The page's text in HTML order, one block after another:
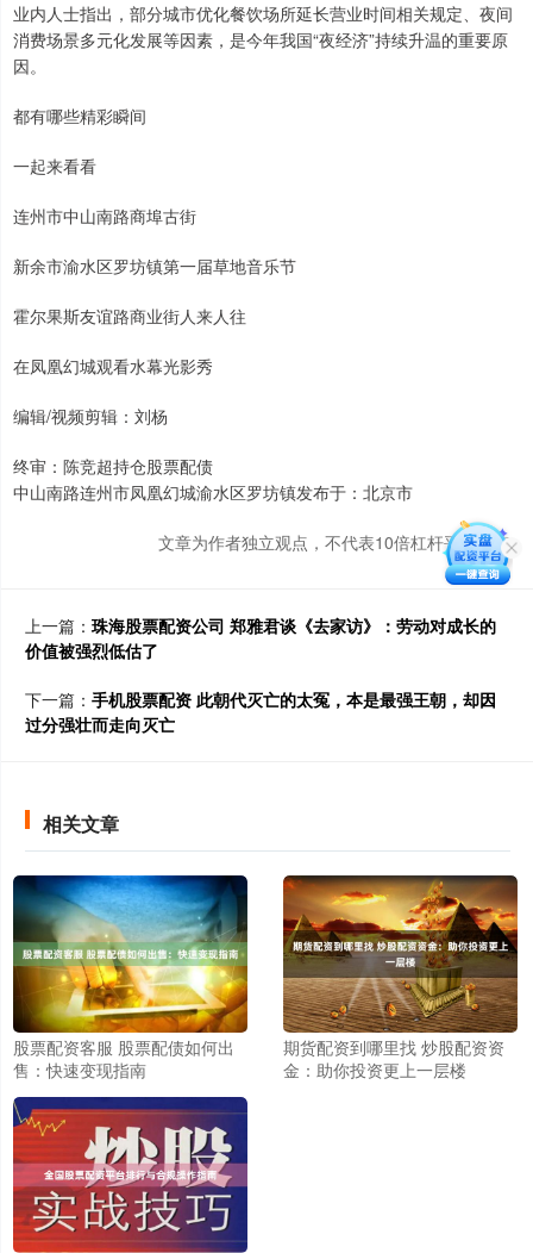
业内人士指出，部分城市优化餐饮场所延长营业时间相关规定、夜间
消费场景多元化发展等因素，是今年我国“夜经济”持续升温的重要原
因。
都有哪些精彩瞬间
一起来看看
连州市中山南路商埠古街
新余市渝水区罗坊镇第一届草地音乐节
霍尔果斯友谊路商业街人来人往
在凤凰幻城观看水幕光影秀
编辑/视频剪辑：刘杨
终审：陈竞超持仓股票配债
中山南路连州市凤凰幻城渝水区罗坊镇发布于：北京市
文章为作者独立观点，不代表10倍杠杆平台观点
上一篇： 珠海股票配资公司 郑雅君谈《去家访》：劳动对成长的
价值被强烈低估了
下一篇： 手机股票配资 此朝代灭亡的太冤，本是最强王朝，却因
过分强壮而走向灭亡
相关文章
股票配资客服 股票配债如何出
售：快速变现指南
期货配资到哪里找 炒股配资资
金：助你投资更上一层楼